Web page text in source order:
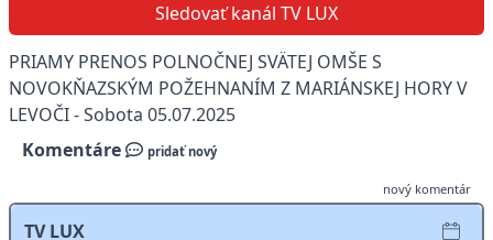
Sledovať kanál TV LUX
PRIAMY PRENOS POLNOČNEJ SVÄTEJ OMŠE S
NOVOKŇAZSKÝM POŽEHNANÍM Z MARIÁNSKEJ HORY V
LEVOČI - Sobota 05.07.2025
Komentáre
pridať nový
nový komentár
TV LUX